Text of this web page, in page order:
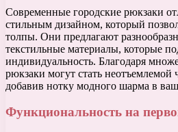
Современные городские рюкзаки
стильным дизайном, который
толпы. Они предлагают
текстильные материалы, которые
индивидуальность. Благодаря
рюкзаки могут стать неотъемлемой
добавив нотку модного шарма в
Функциональность на